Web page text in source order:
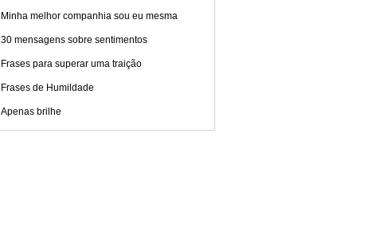
Minha melhor companhia sou eu mesma
30 mensagens sobre sentimentos
Frases para superar uma traição
Frases de Humildade
Apenas brilhe